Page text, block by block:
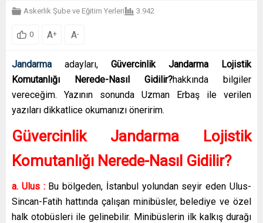
Askerlik Şube ve Eğitim Yerleri 3.942
0 A+ A-
Jandarma adayları, Güvercinlik Jandarma Lojistik
Komutanlığı Nerede-Nasıl Gidilir?hakkında bilgiler
vereceğim. Yazının sonunda Uzman Erbaş ile verilen
yazıları dikkatlice okumanızı öneririm.
Güvercinlik Jandarma Lojistik
Komutanlığı Nerede-Nasıl Gidilir?
a. Ulus : Bu bölgeden, İstanbul yolundan seyir eden Ulus-
Sincan-Fatih hattında çalışan minibüsler, belediye ve özel
halk otobüsleri ile gelinebilir. Minibüslerin ilk kalkış durağı